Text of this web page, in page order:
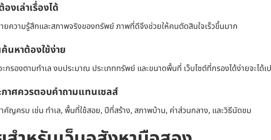
งเล่าเรื่องได้
ยความรู้สึกและสภาพจริงของทรัพย์ ภาพที่ดีจึงช่วยให้คนตัดสินใจเร็วขึ้นมาก
นหาต้องใช้ง่าย
กรองตามทำเล งบประมาณ ประเภททรัพย์ และขนาดพื้นที่ เว็บไซต์ที่กรองได้ง่ายจะได้เ
กาศควรตอบคำถามแทนเซลส์
คัญครบ เช่น ทำเล, พื้นที่ใช้สอย, ปีที่สร้าง, สภาพบ้าน, ค่าส่วนกลาง, และวิธีนัดชม